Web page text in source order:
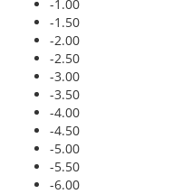
-1.00
-1.50
-2.00
-2.50
-3.00
-3.50
-4.00
-4.50
-5.00
-5.50
-6.00